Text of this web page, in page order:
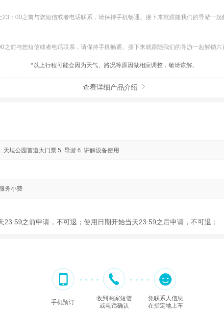
：00之前与您短信或者电话联系，请保持手机畅通。接下来就跟随我们的导游一起
前与您短信或者电话联系，请保持手机畅通。接下来就跟随我们的导游一起解锁六
*以上行程可能会因为天气、路况等原因做相应调整，敬请谅解。
查看详细产品介绍 
坛公园首道大门票 5. 导游 6. 讲解设备使用
务小费
之前申请，不可退；使用日期开始当天23:59之后申请，不可退；
手机预订
收到商家短信
或电话确认
凭联系人信息
在指定地上车